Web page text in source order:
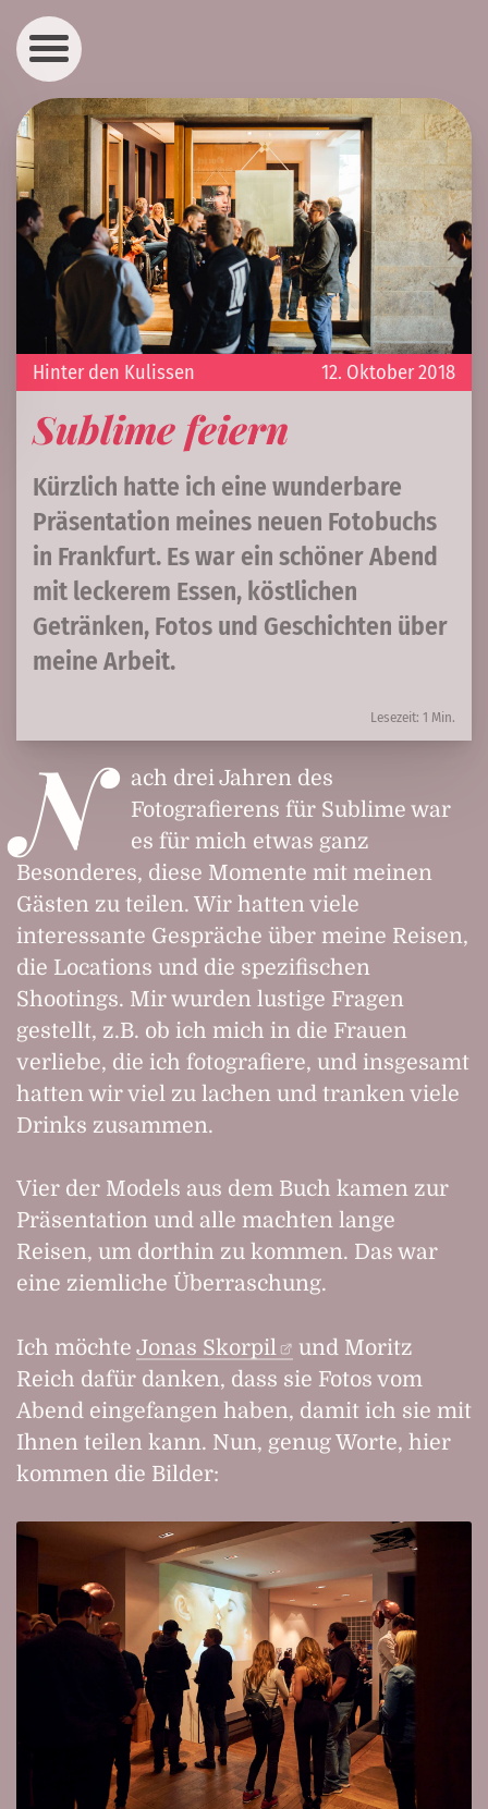
12. Oktober 2018
Hinter den Kulissen
Sublime feiern
Kürzlich hatte ich eine wunderbare
Präsentation meines neuen Fotobuchs
in Frankfurt. Es war ein schöner Abend
mit leckerem Essen, köstlichen
Getränken, Fotos und Geschichten über
meine Arbeit.
Lesezeit: 1 Min.
N
ach drei Jahren des
Fotografierens für Sublime war
es für mich etwas ganz
Besonderes, diese Momente mit meinen
Gästen zu teilen. Wir hatten viele
interessante Gespräche über meine Reisen,
die Locations und die spezifischen
Shootings. Mir wurden lustige Fragen
gestellt, z.B. ob ich mich in die Frauen
verliebe, die ich fotografiere, und insgesamt
hatten wir viel zu lachen und tranken viele
Drinks zusammen.
Vier der Models aus dem Buch kamen zur
Präsentation und alle machten lange
Reisen, um dorthin zu kommen. Das war
eine ziemliche Überraschung.
Ich möchte Jonas Skorpil und Moritz
Reich dafür danken, dass sie Fotos vom
Abend eingefangen haben, damit ich sie mit
Ihnen teilen kann. Nun, genug Worte, hier
kommen die Bilder: